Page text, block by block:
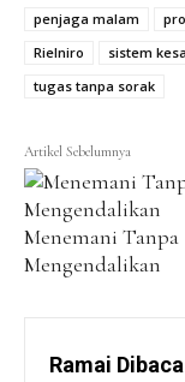
penjaga malam
Rielniro
sistem
tugas tanpa sorak
Menemani Tanpa
Mengendalikan
Ramai Dibaca